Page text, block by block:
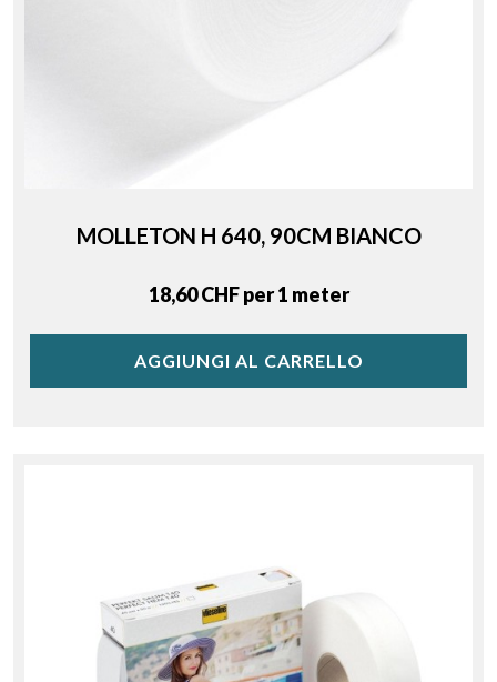
MOLLETON H 640, 90CM BIANCO
Price
18,60 CHF per 1 meter
AGGIUNGI AL CARRELLO